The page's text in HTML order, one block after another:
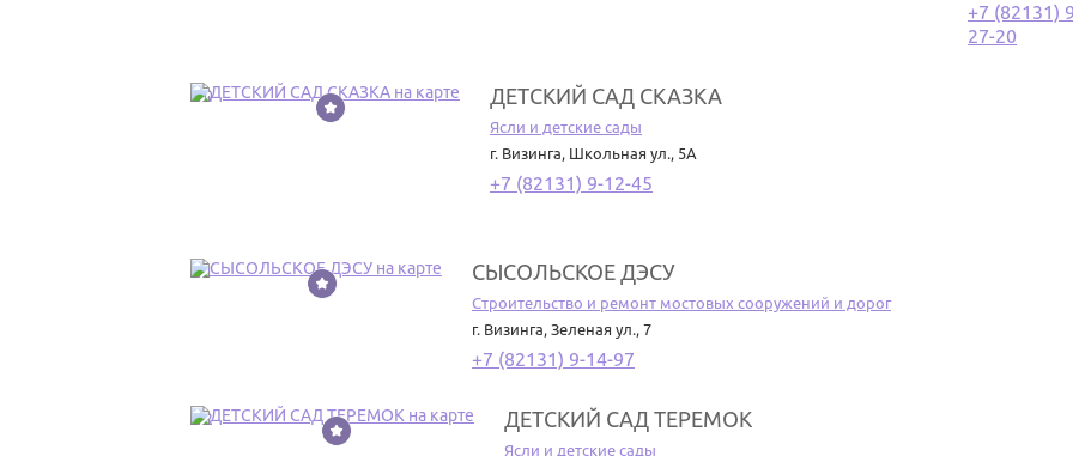
+7 (82131)
27-20
10 ДЕТСКИЙ САД СКАЗКА
Ясли и детские сады
г. Визинга, Школьная ул., 5А
+7 (82131) 9-12-45
11 СЫСОЛЬСКОЕ ДЭСУ
Строительство и ремонт мостовых сооружений и дорог
г. Визинга, Зеленая ул., 7
+7 (82131) 9-14-97
12 ДЕТСКИЙ САД ТЕРЕМОК
Ясли и детские сады